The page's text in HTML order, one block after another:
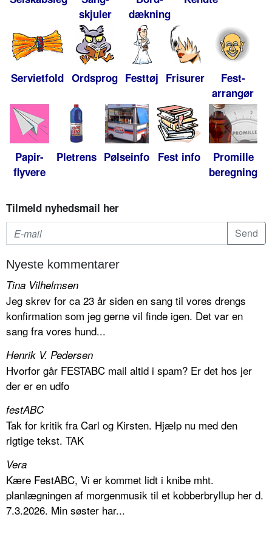
skjuler
dækning
Servietfold Ordsprog Festtøj Frisurer
Fest-
arrangør
Papir-
flyvere
Pletrens Pølseinfo Fest info
Promille
beregning
Tilmeld nyhedsmail her
Nyeste kommentarer
Tina Vilhelmsen
Jeg skrev for ca 23 år siden en sang til vores drengs
konfirmation som jeg gerne vil finde igen. Det var en
sang fra vores hund...
Henrik V. Pedersen
Hvorfor går FESTABC mail altid i spam? Er det hos jer
der er en udfo
festABC
Tak for kritik fra Carl og Kirsten. Hjælp nu med den
rigtige tekst. TAK
Vera
Kære FestABC, Vi er kommet lidt i knibe mht.
planlægningen af morgenmusik til et kobberbryllup her d.
7.3.2026. Min søster har...